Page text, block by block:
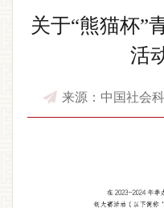
关于“熊猫杯”
活
来源：中国社会